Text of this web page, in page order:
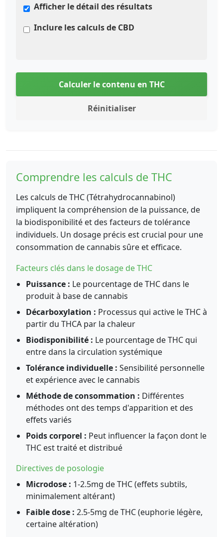
Afficher le détail des résultats
Inclure les calculs de CBD
Calculer le contenu en THC
Réinitialiser
Comprendre les calculs de THC
Les calculs de THC (Tétrahydrocannabinol)
impliquent la compréhension de la puissance, de
la biodisponibilité et des facteurs de tolérance
individuels. Un dosage précis est crucial pour une
consommation de cannabis sûre et efficace.
Facteurs clés dans le dosage de THC
Puissance : Le pourcentage de THC dans le
produit à base de cannabis
Décarboxylation : Processus qui active le THC à
partir du THCA par la chaleur
Biodisponibilité : Le pourcentage de THC qui
entre dans la circulation systémique
Tolérance individuelle : Sensibilité personnelle
et expérience avec le cannabis
Méthode de consommation : Différentes
méthodes ont des temps d'apparition et des
effets variés
Poids corporel : Peut influencer la façon dont le
THC est traité et distribué
Directives de posologie
Microdose : 1-2.5mg de THC (effets subtils,
minimalement altérant)
Faible dose : 2.5-5mg de THC (euphorie légère,
certaine altération)